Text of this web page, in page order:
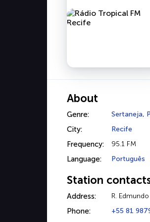
About
Genre: Sertaneja,
City: Recife
Frequency: 95.1 FM
Language: Português
Station
Address: R.
Phone: +55 81